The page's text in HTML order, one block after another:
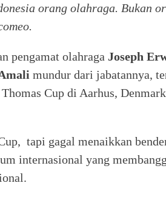
orang olahraga. Bukan
pengamat olahraga Joseph
mundur dari jabatannya,
Cup di Aarhus,
tapi gagal menaikkan
internasional yang